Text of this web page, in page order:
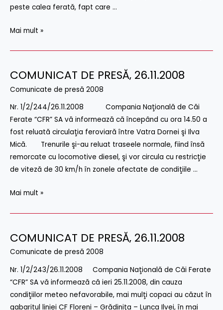
peste calea ferată, fapt care …
Mai mult »
COMUNICAT DE PRESĂ‚ 26.11.2008
Comunicate de presă 2008
Nr. 1/2/244/26.11.2008 Compania Naţională de Căi
Ferate “CFR” SA vă informează că începând cu ora 14.50 a
fost reluată circulaţia feroviară între Vatra Dornei şi Ilva
Mică. Trenurile şi-au reluat traseele normale, fiind însă
remorcate cu locomotive diesel, şi vor circula cu restricţie
de viteză de 30 km/h în zonele afectate de condiţiile …
COMUNICAT
DE
26.11.2008
Mai mult »
COMUNICAT DE PRESĂ‚ 26.11.2008
Comunicate de presă 2008
Nr. 1/2/243/26.11.2008 Compania Naţională de Căi Ferate
“CFR” SA vă informează că ieri 25.11.2008, din cauza
condiţiilor meteo nefavorabile, mai mulţi copaci au căzut în
gabaritul liniei CF Floreni – Grădiniţa – Lunca Ilvei, în mai
COMUNICAT
DE
26.11.2008